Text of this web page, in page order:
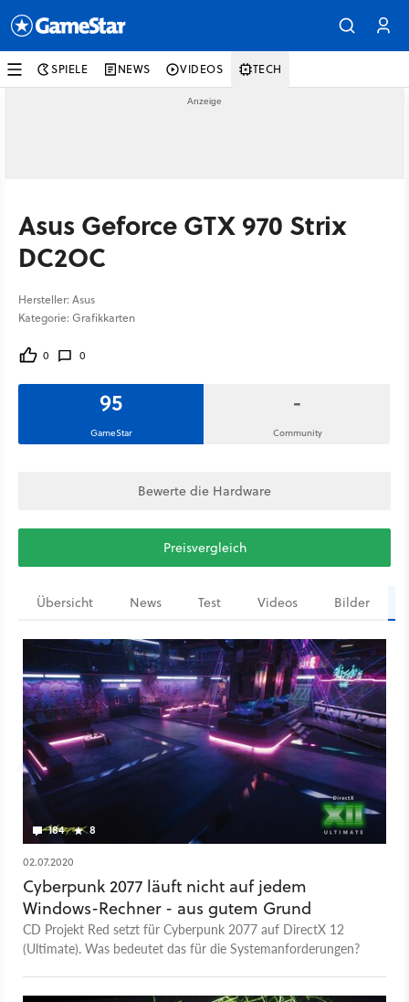
SPIELE NEWS VIDEOS TECH
Asus Geforce GTX 970 Strix
DC2OC
Hersteller: Asus
Kategorie: Grafikkarten
0 0
95
GameStar
-
Community
Bewerte die Hardware
Preisvergleich
Übersicht News Test Videos Bilder
184 8
02.07.2020
Cyberpunk 2077 läuft nicht auf jedem
Windows-Rechner - aus gutem Grund
CD Projekt Red setzt für Cyberpunk 2077 auf DirectX 12
(Ultimate). Was bedeutet das für die Systemanforderungen?